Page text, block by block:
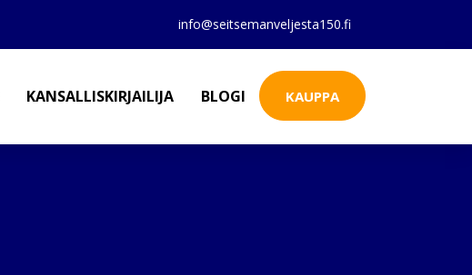
info@seitsemanveljesta150.fi
KANSALLISKIRJAILIJA BLOGI KAUPPA